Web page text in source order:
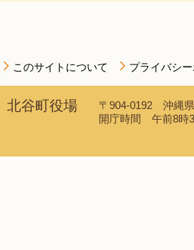
このサイトについて プライバシ
北谷町役場
〒904-0192 沖縄
開庁時間 午前8時